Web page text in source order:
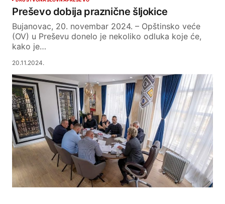
Preševo dobija praznične šljokice
Bujanovac, 20. novembar 2024. – Opštinsko veće
(OV) u Preševu donelo je nekoliko odluka koje će,
kako je…
20.11.2024.